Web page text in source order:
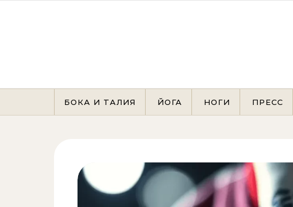
БОКА И ТАЛИЯ ЙОГА НОГИ ПРЕСС